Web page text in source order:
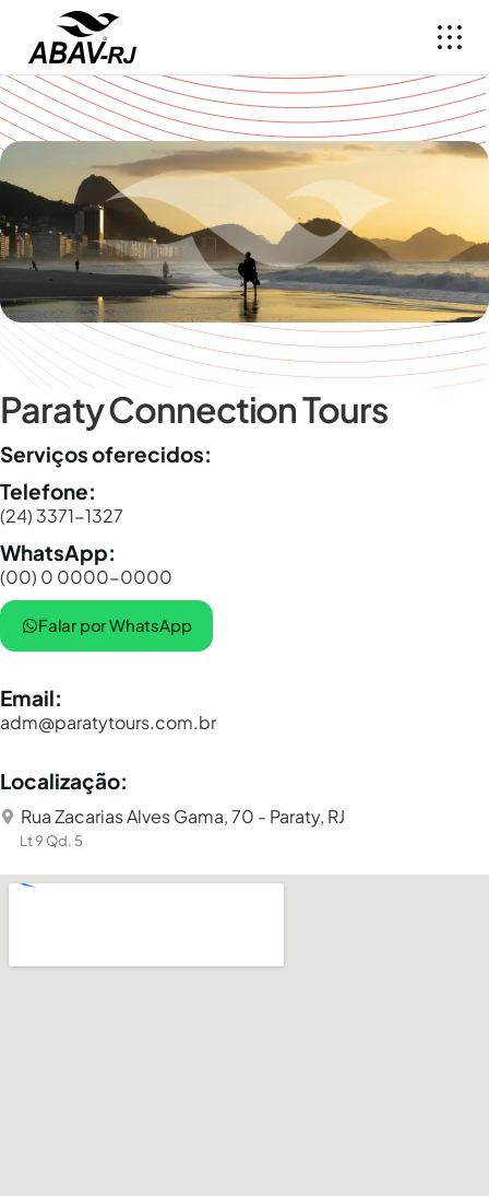
Paraty Connection Tours
Serviços oferecidos:
Telefone:
(24) 3371-1327
WhatsApp:
(00) 0 0000-0000
Falar por WhatsApp
Email:
adm@paratytours.com.br
Localização:
Rua Zacarias Alves Gama, 70 - Paraty, RJ
Lt 9 Qd. 5